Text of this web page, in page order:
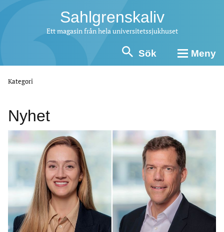
Sahlgrenskaliv
Ett magasin från hela universitetssjukhuset
Sök Meny
Kategori
Nyhet